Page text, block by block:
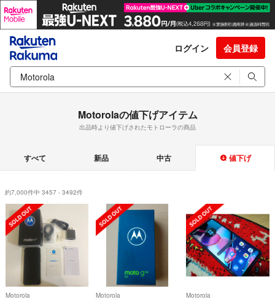
ログイン 会員登録
Motorolaの値下げアイテム
出品時より値下げされたモトローラの商品
すべて 新品 中古 値下げ
約7,000件中 3457 - 3492件
Motorola Motorola Motorola